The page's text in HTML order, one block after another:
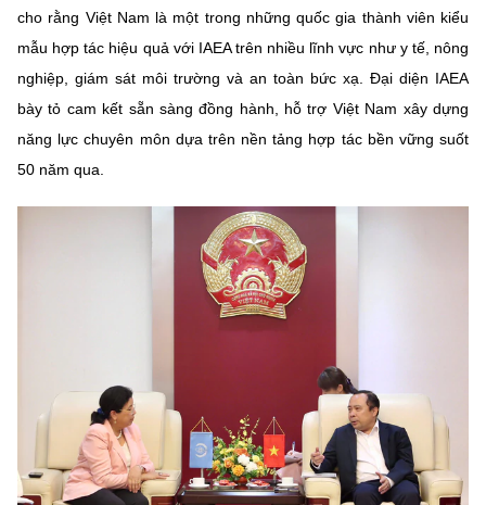
Chọn ngôn ngữ
Vietnamese English
BỘ KHOA HỌC VÀ CÔNG NGHỆ
Theo dõi MST:
Cơ quan chủ quản: Bộ Khoa học và Công nghệ (MST)
Chịu trách nhiệm nội dung: Nguyễn Thị Hải Hằng
Địa chỉ: Ban Biên tập Cổng TTĐT - 18 Nguyễn Du, TP. Hà Nội
Điện thoại: 024 3936 9506
stc@mst.gov.vn
©2026 Bản quyền thuộc Bộ Khoa Học và Công Nghệ
(Ghi rõ nguồn "https://mst.gov.vn" khi phát hành lại thông tin từ
cho rằng Việt Nam là một trong những quốc gia thành viên kiểu
mẫu hợp tác hiệu quả với IAEA trên nhiều lĩnh vực như y tế, nông
nghiệp, giám sát môi trường và an toàn bức xạ. Đại diện IAEA
bày tỏ cam kết sẵn sàng đồng hành, hỗ trợ Việt Nam xây dựng
năng lực chuyên môn dựa trên nền tảng hợp tác bền vững suốt
50 năm qua.